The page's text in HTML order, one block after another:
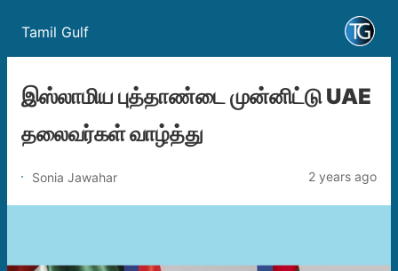
Tamil Gulf
இஸ்லாமிய புத்தாண்டை முன்னிட்டு UAE
தலைவர்கள் வாழ்த்து
Sonia Jawahar 2 years ago